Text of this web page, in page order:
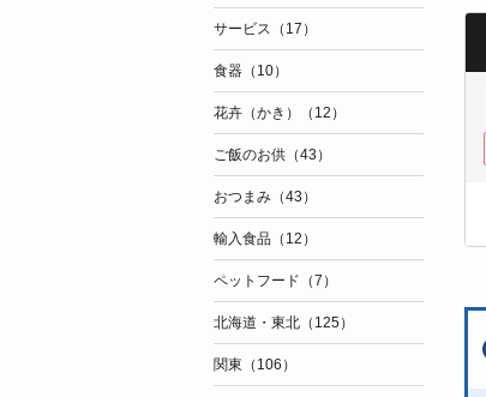
サービス（17）
食器（10）
花卉（かき）（12）
ご飯のお供（43）
おつまみ（43）
輸入食品（12）
ペットフード（7）
北海道・東北（125）
関東（106）